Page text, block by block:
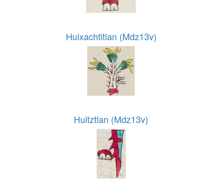
Huixachtitlan (Mdz13v)
Huitztlan (Mdz13v)